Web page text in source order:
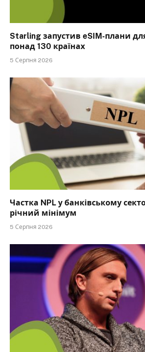
Starling запустив eSIM-плани для
понад 130 країнах
5 Серпня 2026
Частка NPL у банківському
річний мінімум
5 Серпня 2026